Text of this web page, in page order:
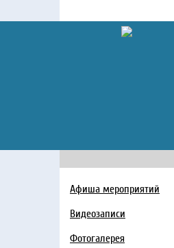
Афиша мероприятий
Видеозаписи
Фотогалерея